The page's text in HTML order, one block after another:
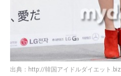
出典： http://韓国アイドルダイエット.biz